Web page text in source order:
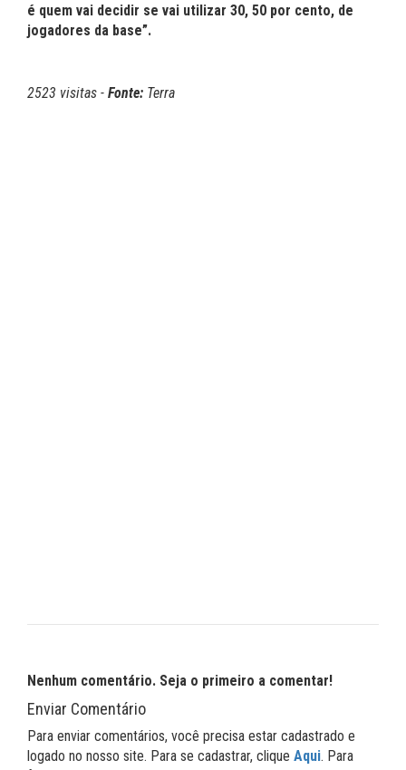
é quem vai decidir se vai utilizar 30, 50 por cento, de
jogadores da base”.
2523 visitas - Fonte: Terra
Nenhum comentário. Seja o primeiro a comentar!
Enviar Comentário
Para enviar comentários, você precisa estar cadastrado e
logado no nosso site. Para se cadastrar, clique Aqui. Para